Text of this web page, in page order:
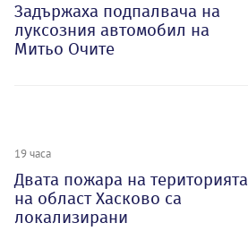
Задържаха подпалвача на
луксозния автомобил на
Митьо Очите
19 часа
Двата пожара на територията
на област Хасково са
локализирани